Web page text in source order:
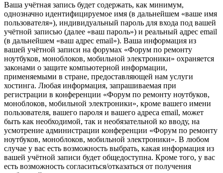
Ваша учётная запись будет содержать, как минимум,
однозначно идентифицируемое имя (в дальнейшем «ваше имя
пользователя»), индивидуальный пароль для входа под вашей
учётной записью (далее «ваш пароль») и реальный адрес email
(в дальнейшем «ваш адрес email»). Ваша информация из
вашей учётной записи на форумах «Форум по ремонту
ноутбуков, моноблоков, мобильной электроники» охраняется
законами о защите компьютерной информации,
применяемыми в стране, предоставляющей нам услуги
хостинга. Любая информация, запрашиваемая при
регистрации в конференции «Форум по ремонту ноутбуков,
моноблоков, мобильной электроники», кроме вашего имени
пользователя, вашего пароля и вашего адреса email, может
быть как необходимой, так и необязательной ко вводу, на
усмотрение администрации конференции «Форум по ремонту
ноутбуков, моноблоков, мобильной электроники». В любом
случае у вас есть возможность выбрать, какая информация из
вашей учётной записи будет общедоступна. Кроме того, у вас
есть возможность согласиться/отказаться от получения